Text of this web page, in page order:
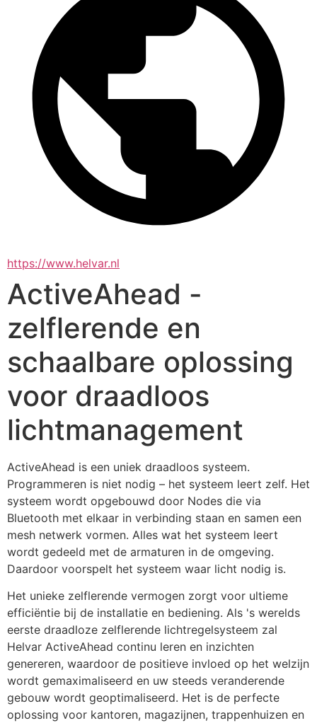
https://www.helvar.nl
ActiveAhead -
zelflerende en
schaalbare oplossing
voor draadloos
lichtmanagement
ActiveAhead is een uniek draadloos systeem.
Programmeren is niet nodig – het systeem leert zelf. Het
systeem wordt opgebouwd door Nodes die via
Bluetooth met elkaar in verbinding staan en samen een
mesh netwerk vormen. Alles wat het systeem leert
wordt gedeeld met de armaturen in de omgeving.
Daardoor voorspelt het systeem waar licht nodig is.
Het unieke zelflerende vermogen zorgt voor ultieme
efficiëntie bij de installatie en bediening. Als 's werelds
eerste draadloze zelflerende lichtregelsysteem zal
Helvar ActiveAhead continu leren en inzichten
genereren, waardoor de positieve invloed op het welzijn
wordt gemaximaliseerd en uw steeds veranderende
gebouw wordt geoptimaliseerd. Het is de perfecte
oplossing voor kantoren, magazijnen, trappenhuizen en